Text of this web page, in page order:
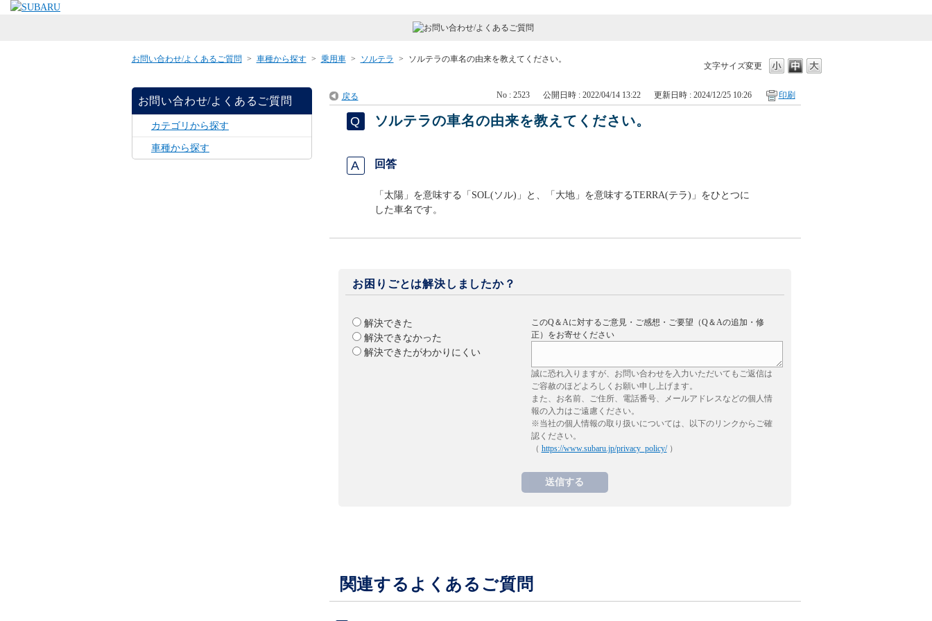
文字サイズ変更
お問い合わせ/よくあるご質問 > 車種から探す > 乗用車 > ソルテラ > ソルテラの車名の由来を教えてください。
お問い合わせ/よくあるご質問
カテゴリから探す
車種から探す
戻る No : 2523 公開日時 : 2022/04/14 13:22 更新日時 : 2024/12/25 10:26 印刷
ソルテラの車名の由来を教えてください。
回答
「太陽」を意味する「SOL(ソル)」と、「大地」を意味するTERRA(テラ)」をひとつに
した車名です。
お困りごとは解決しましたか？
解決できた
解決できなかった
解決できたがわかりにくい
このQ＆Aに対するご意見・ご感想・ご要望（Q＆Aの追加・修
正）をお寄せください
誠に恐れ入りますが、お問い合わせを入力いただいてもご返信は
ご容赦のほどよろしくお願い申し上げます。
また、お名前、ご住所、電話番号、メールアドレスなどの個人情
報の入力はご遠慮ください。
※当社の個人情報の取り扱いについては、以下のリンクからご確
認ください。
（ https://www.subaru.jp/privacy_policy/）
関連するよくあるご質問